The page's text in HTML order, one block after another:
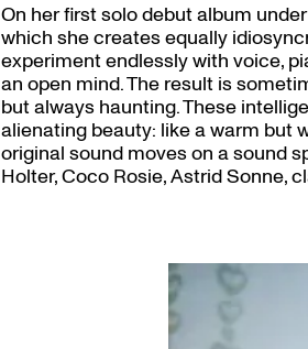
On her first solo debut album
which she creates equally
experiment endlessly with voice,
an open mind. The result is
but always haunting. These
alienating beauty: like a warm but
original sound moves on a sound
Holter, Coco Rosie, Astrid Sonne,